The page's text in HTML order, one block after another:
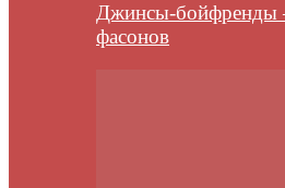
Джинсы-
фасонов